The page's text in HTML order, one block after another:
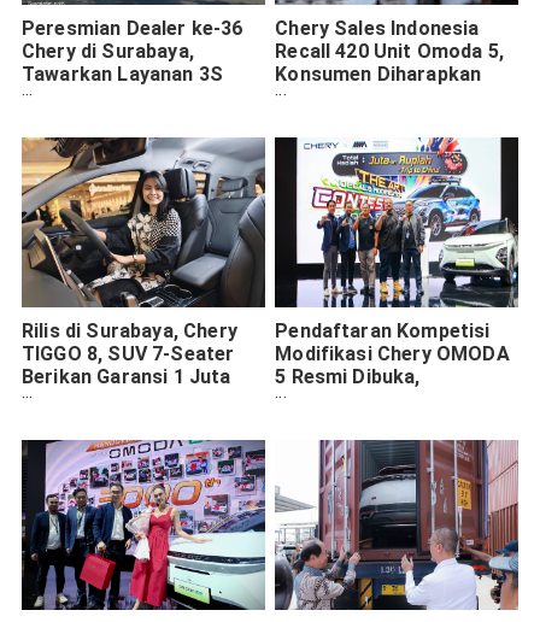
Peresmian Dealer ke-36
Chery di Surabaya,
Tawarkan Layanan 3S
dengan Teknologi
Chery Sales Indonesia
Recall 420 Unit Omoda 5,
Konsumen Diharapkan
Memeriksakan Mobilnya
Rilis di Surabaya, Chery
TIGGO 8, SUV 7-Seater
Berikan Garansi 1 Juta
KM. Harga Kompetitif!
Pendaftaran Kompetisi
Modifikasi Chery OMODA
5 Resmi Dibuka,
Hadiahnya Jutaan Rupiah